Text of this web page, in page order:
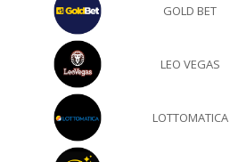
GOLD BET
LEO VEGAS
LOTTOMATICA